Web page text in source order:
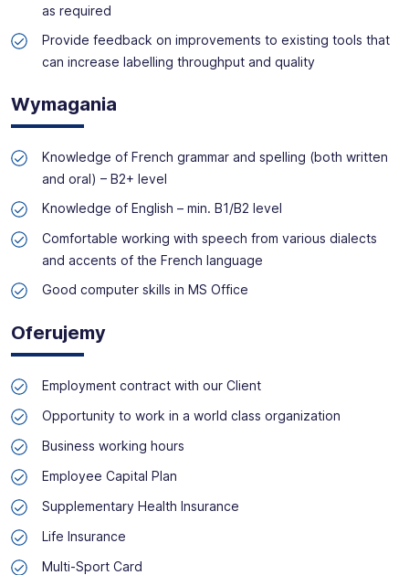
as required
Provide feedback on improvements to existing tools that
can increase labelling throughput and quality
Wymagania
Knowledge of French grammar and spelling (both written
and oral) – B2+ level
Knowledge of English – min. B1/B2 level
Comfortable working with speech from various dialects
and accents of the French language
Good computer skills in MS Office
Oferujemy
Employment contract with our Client
Opportunity to work in a world class organization
Business working hours
Employee Capital Plan
Supplementary Health Insurance
Life Insurance
Multi-Sport Card